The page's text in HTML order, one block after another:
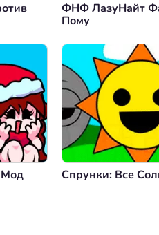
ФНФ ЛазуНайт
Пому
Спрунки: Все